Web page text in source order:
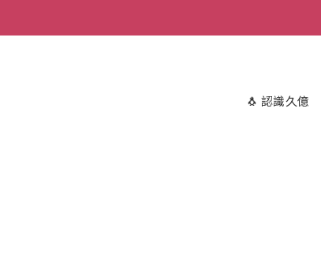
🐧 認識久億